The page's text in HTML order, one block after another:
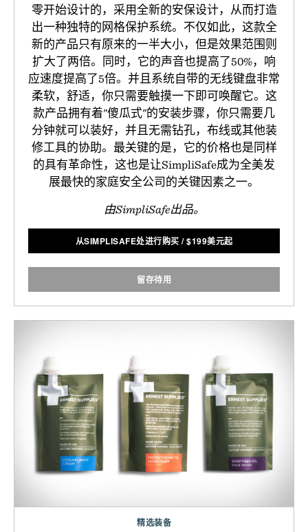
零开始设计的，采用全新的安保设计，从而打造
出一种独特的网格保护系统。不仅如此，这款全
新的产品只有原来的一半大小，但是效果范围则
扩大了两倍。同时，它的声音也提高了50%，响
应速度提高了5倍。并且系统自带的无线键盘非常
柔软，舒适，你只需要触摸一下即可唤醒它。这
款产品拥有着"傻瓜式"的安装步骤，你只需要几
分钟就可以装好，并且无需钻孔，布线或其他装
修工具的协助。最关键的是，它的价格也是同样
的具有革命性，这也是让SimpliSafe成为全美发
展最快的家庭安全公司的关键因素之一。
由SimpliSafe出品。
从SIMPLISAFE处进行购买 /$199美元起
留存待用
精选装备